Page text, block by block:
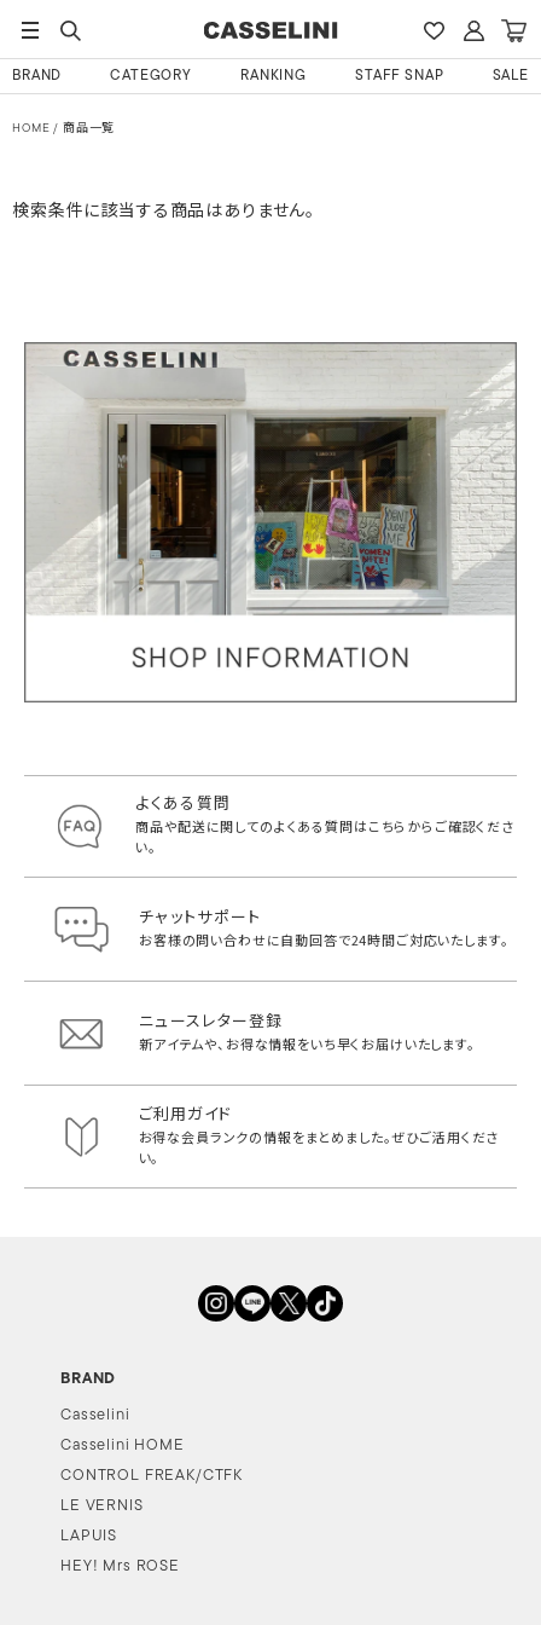
BRAND CATEGORY RANKING STAFF SNAP SALE
HOME 商品一覧
検索条件に該当する商品はありません。
よくある質問
商品や配送に関してのよくある質問はこちらからご確認くださ
い。
チャットサポート
お客様の問い合わせに自動回答で24時間ご対応いたします。
ニュースレター登録
新アイテムや、お得な情報をいち早く お届けいたします。
ご利用ガイド
お得な会員ランクの情報をまとめました。ぜひご活用くださ
い。
BRAND
Casselini
Casselini HOME
CONTROL FREAK/CTFK
LE VERNIS
LAPUIS
HEY! Mrs ROSE